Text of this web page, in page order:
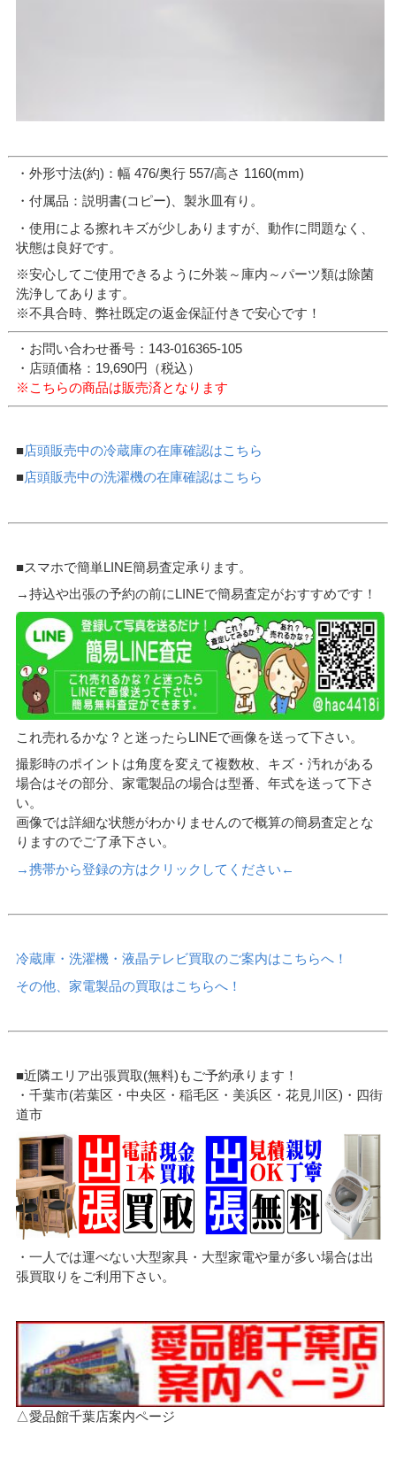
・外形寸法(約)：幅 476/奥行 557/高さ 1160(mm)
・付属品：説明書(コピー)、製氷皿有り。
・使用による擦れキズが少しありますが、動作に問題なく、
状態は良好です。
※安心してご使用できるように外装～庫内～パーツ類は除菌
洗浄してあります。
※不具合時、弊社既定の返金保証付きで安心です！
・お問い合わせ番号：143-016365-105
・店頭価格：19,690円（税込）
※こちらの商品は販売済となります
■店頭販売中の冷蔵庫の在庫確認はこちら
■店頭販売中の洗濯機の在庫確認はこちら
■スマホで簡単LINE簡易査定承ります。
→持込や出張の予約の前にLINEで簡易査定がおすすめです！
これ売れるかな？と迷ったらLINEで画像を送って下さい。
撮影時のポイントは角度を変えて複数枚、キズ・汚れがある
場合はその部分、家電製品の場合は型番、年式を送って下さ
い。
画像では詳細な状態がわかりませんので概算の簡易査定とな
りますのでご了承下さい。
→携帯から登録の方はクリックしてください←
冷蔵庫・洗濯機・液晶テレビ買取のご案内はこちらへ！
その他、家電製品の買取はこちらへ！
■近隣エリア出張買取(無料)もご予約承ります！
・千葉市(若葉区・中央区・稲毛区・美浜区・花見川区)・四街
道市
・一人では運べない大型家具・大型家電や量が多い場合は出
張買取りをご利用下さい。
△愛品館千葉店案内ページ